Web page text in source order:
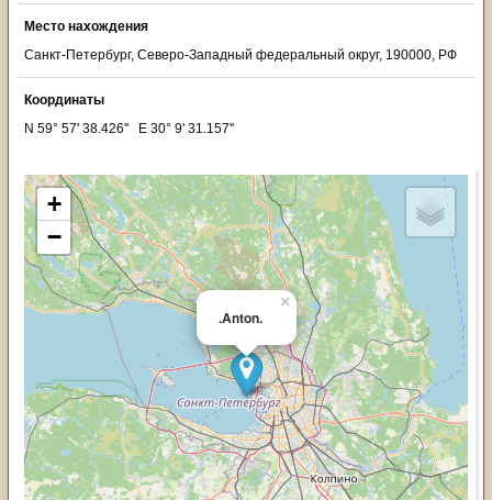
Место нахождения
Санкт-Петербург, Северо-Западный федеральный округ, 190000, РФ
Координаты
N 59° 57' 38.426'' E 30° 9' 31.157''
.Anton.
×
+
−